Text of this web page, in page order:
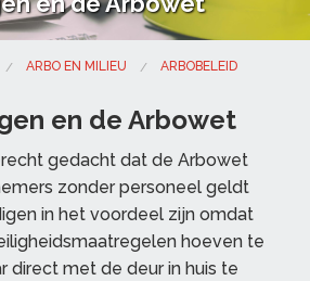
ARBO EN MILIEU ARBOBELEID
en de Arbowet
gedacht dat de Arbowet
zonder personeel geldt
in het voordeel zijn omdat
hoeven te
direct met de deur in huis te